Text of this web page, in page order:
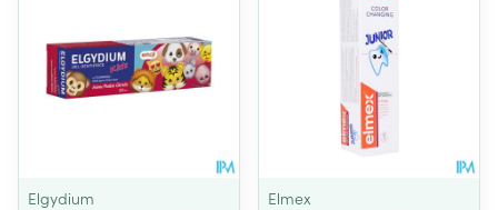
Elgydium
Elmex